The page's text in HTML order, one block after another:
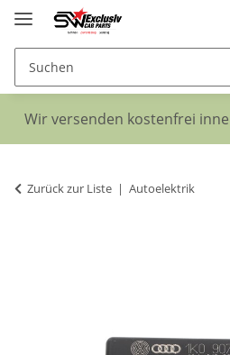
Wir versenden kostenfrei
Zurück zur Liste Autoelektrik